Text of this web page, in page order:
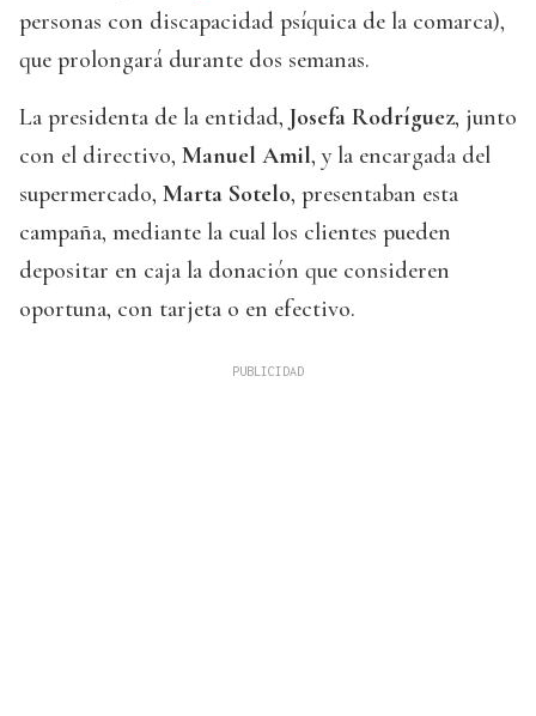
personas con discapacidad psíquica de la comarca),
que prolongará durante dos semanas.
La presidenta de la entidad, Josefa Rodríguez, junto
con el directivo, Manuel Amil, y la encargada del
supermercado, Marta Sotelo, presentaban esta
campaña, mediante la cual los clientes pueden
depositar en caja la donación que consideren
oportuna, con tarjeta o en efectivo.